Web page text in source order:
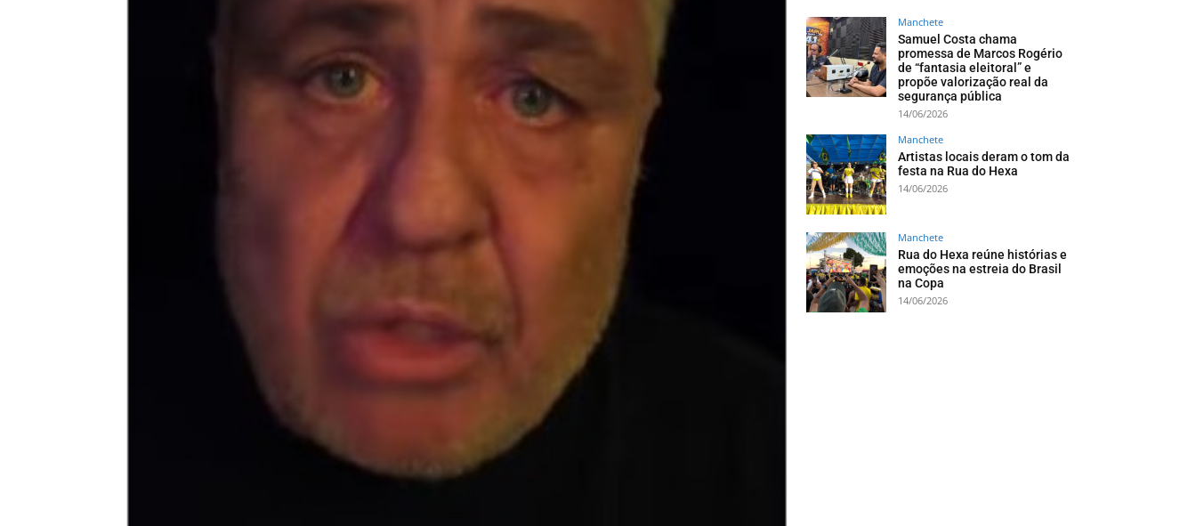
Manchete
Samuel Costa chama
promessa de Marcos Rogério
de “fantasia eleitoral” e
propõe valorização real da
segurança pública
14/06/2026
Manchete
Artistas locais deram o tom da
festa na Rua do Hexa
14/06/2026
Manchete
Rua do Hexa reúne histórias e
emoções na estreia do Brasil
na Copa
14/06/2026